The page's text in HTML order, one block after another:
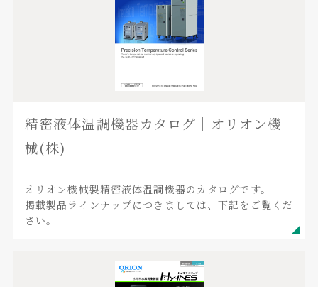
精密液体温調機器カタログ｜オリオン機
械(株)
オリオン機械製精密液体温調機器のカタログです。
掲載製品ラインナップにつきましては、下記をご覧くだ
さい。